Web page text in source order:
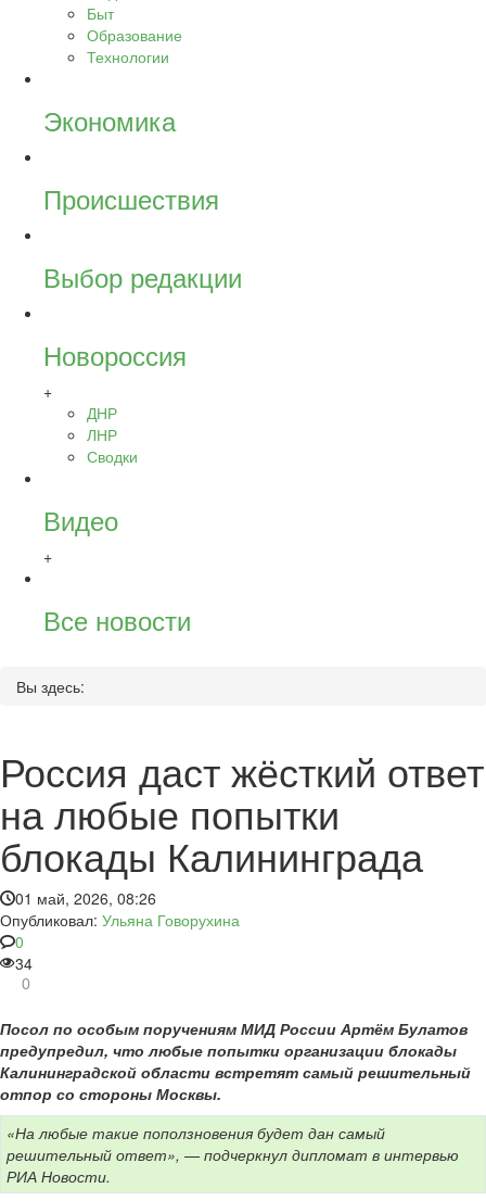
Быт
Образование
Технологии
Экономика
Происшествия
Выбор редакции
Новороссия
+
ДНР
ЛНР
Сводки
Видео
+
Все новости
Вы здесь:
Россия даст жёсткий ответ
на любые попытки
блокады Калининграда
01 май, 2026, 08:26
Опубликовал: Ульяна Говорухина
0
34
0
Посол по особым поручениям МИД России Артём Булатов
предупредил, что любые попытки организации блокады
Калининградской области встретят самый решительный
отпор со стороны Москвы.
«На любые такие поползновения будет дан самый
решительный ответ», — подчеркнул дипломат в интервью
РИА Новости.